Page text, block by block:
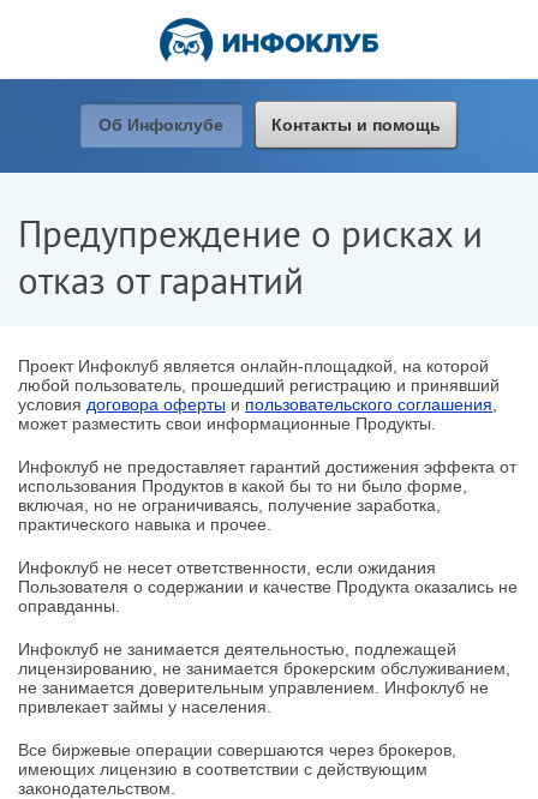
Об Инфоклубе Контакты и помощь
Предупреждение о рисках и
отказ от гарантий
Проект Инфоклуб является онлайн-площадкой, на которой
любой пользователь, прошедший регистрацию и принявший
условия договора оферты и пользовательского соглашения
может разместить свои информационные Продукты.
Инфоклуб не предоставляет гарантий достижения эффекта от
использования Продуктов в какой бы то ни было форме,
включая, но не ограничиваясь, получение заработка,
практического навыка и прочее.
Инфоклуб не несет ответственности, если ожидания
Пользователя о содержании и качестве Продукта оказались не
оправданны.
Инфоклуб не занимается деятельностью, подлежащей
лицензированию, не занимается брокерским обслуживанием,
не занимается доверительным управлением. Инфоклуб не
привлекает займы у населения.
Все биржевые операции совершаются через брокеров,
имеющих лицензию в соответствии с действующим
законодательством.